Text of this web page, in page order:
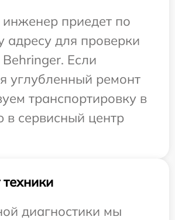
приедет по
адресу для проверки
Behringer. Если
углубленный ремонт
транспортировку в
в сервисный центр
диагностики мы